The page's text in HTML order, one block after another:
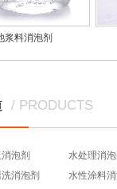
浆料消泡剂
/ PRODUCTS
泡剂
水处理消
消泡剂
水性涂料